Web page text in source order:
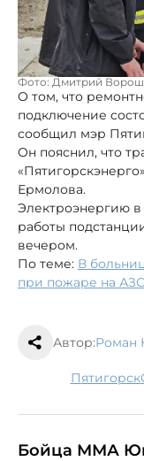
Фото: Дмитрий
О том, что
подключение
сообщил мэр
Он пояснил, что
Ермолова.
Электроэнергию в
работы
вечером.
По теме: В
при пожаре на
Автор:Роман
Пятигорск
Бойца ММА